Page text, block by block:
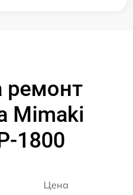
ремонт
Mimaki
1800
Цена